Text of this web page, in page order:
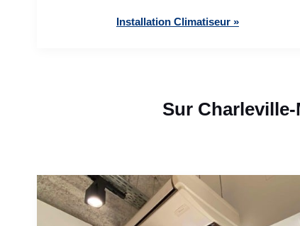
Installation Climatiseur »
Sur